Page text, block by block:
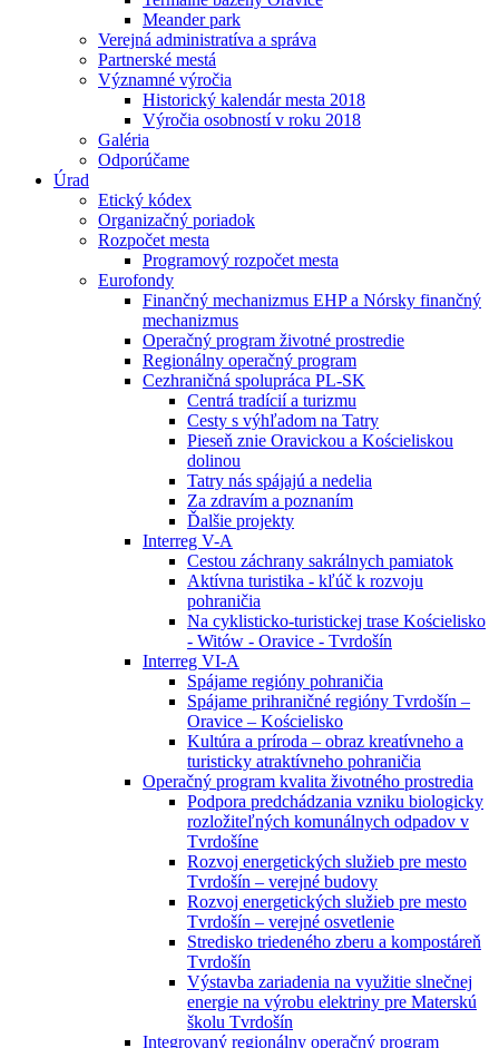
Meander park
Verejná administratíva a správa
Partnerské mestá
Významné výročia
Historický kalendár mesta 2018
Výročia osobností v roku 2018
Galéria
Odporúčame
Úrad
Etický kódex
Organizačný poriadok
Rozpočet mesta
Programový rozpočet mesta
Eurofondy
Finančný mechanizmus EHP a Nórsky finančný
mechanizmus
Operačný program životné prostredie
Regionálny operačný program
Cezhraničná spolupráca PL-SK
Centrá tradícií a turizmu
Cesty s výhľadom na Tatry
Pieseň znie Oravickou a Kościeliskou
dolinou
Tatry nás spájajú a nedelia
Za zdravím a poznaním
Ďalšie projekty
Interreg V-A
Cestou záchrany sakrálnych pamiatok
Aktívna turistika - kľúč k rozvoju
pohraničia
Na cyklisticko-turistickej trase Kościelisko
- Witów - Oravice - Tvrdošín
Interreg VI-A
Spájame regióny pohraničia
Spájame prihraničné regióny Tvrdošín –
Oravice – Kościelisko
Kultúra a príroda – obraz kreatívneho a
turisticky atraktívneho pohraničia
Operačný program kvalita životného prostredia
Podpora predchádzania vzniku biologicky
rozložiteľných komunálnych odpadov v
Tvrdošíne
Rozvoj energetických služieb pre mesto
Tvrdošín – verejné budovy
Rozvoj energetických služieb pre mesto
Tvrdošín – verejné osvetlenie
Stredisko triedeného zberu a kompostáreň
Tvrdošín
Výstavba zariadenia na využitie slnečnej
energie na výrobu elektriny pre Materskú
školu Tvrdošín
Integrovaný regionálny operačný program